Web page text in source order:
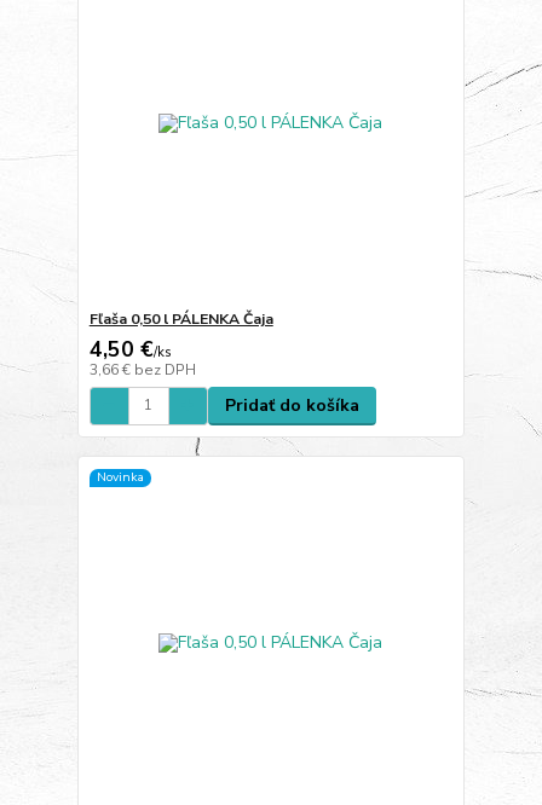
Fľaša 0,50 l PÁLENKA Čaja
4,50 €/ks
3,66 € bez DPH
Pridať do košíka
Novinka